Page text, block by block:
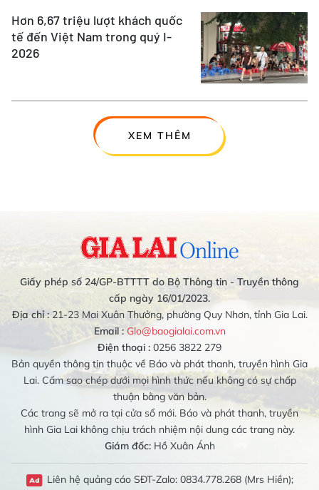
Hơn 6,67 triệu lượt khách quốc
tế đến Việt Nam trong quý I-
2026
XEM THÊM
Giấy phép số 24/GP-BTTTT do Bộ Thông tin - Truyền thông
cấp ngày 16/01/2023.
Địa chỉ :21-23 Mai Xuân Thưởng, phường Quy Nhơn, tỉnh Gia Lai.
Email : Glo@baogialai.com.vn
Điện thoại : 0256 3822 279
Bản quyền thông tin thuộc về Báo và phát thanh, truyền hình Gia
Lai. Cấm sao chép dưới mọi hình thức nếu không có sự chấp
thuận bằng văn bản.
Các trang sẽ mở ra tại cửa sổ mới. Báo và phát thanh, truyền
hình Gia Lai không chịu trách nhiệm nội dung các trang này.
Giám đốc:Hồ Xuân Ánh
Liên hệ quảng cáo SĐT-Zalo: 0834.778.268 (Mrs Hiền);